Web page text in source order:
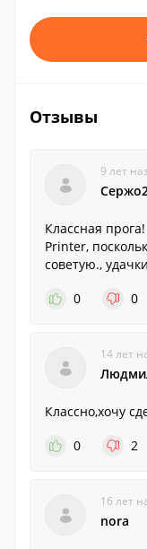
Отзывы
9 лет
Классная
Printer,
советую.,
0
0
14 лет
Классно,хочу
0
2
16 лет
nora